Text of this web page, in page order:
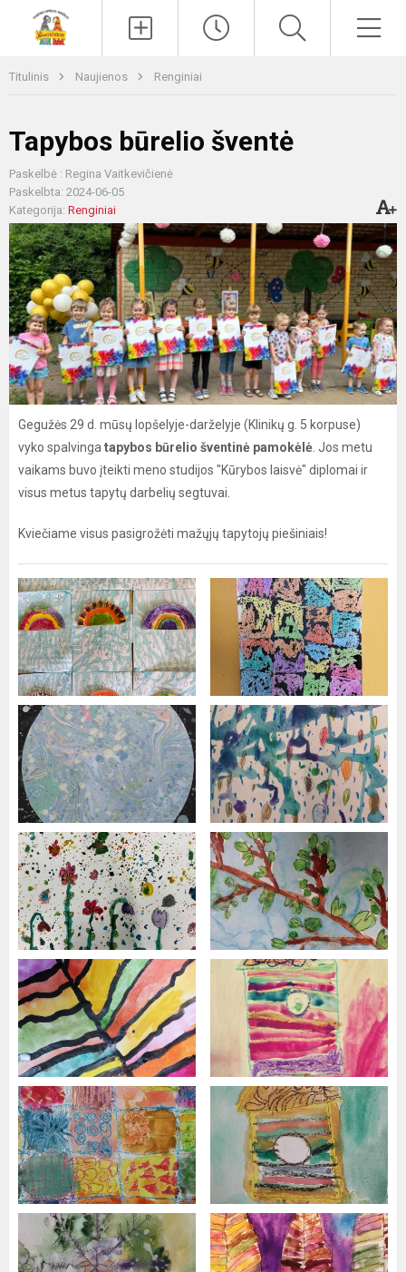
Titulinis Naujienos Renginiai
Tapybos būrelio šventė
Paskelbė : Regina Vaitkevičienė
Paskelbta: 2024-06-05
Kategorija: Renginiai
Gegužės 29 d. mūsų lopšelyje-darželyje (Klinikų g. 5 korpuse)
vyko spalvinga tapybos būrelio šventinė pamokėlė . Jos metu
vaikams buvo įteikti meno studijos "Kūrybos laisvė" diplomai ir
visus metus tapytų darbelių segtuvai.
Kviečiame visus pasigrožėti mažųjų tapytojų piešiniais!